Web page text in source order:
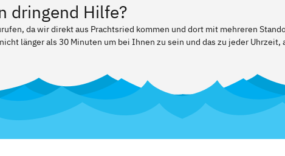
dringend Hilfe?
da wir direkt aus Prachtsried kommen und dort mit mehreren
länger als 30 Minuten um bei Ihnen zu sein und das zu jeder Uhrzeit,